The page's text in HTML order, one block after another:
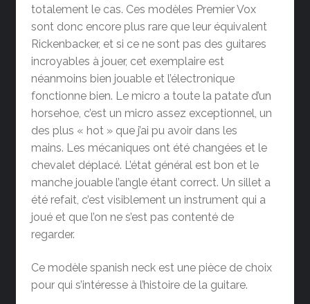
totalement le cas. Ces modèles Premier Vox
sont donc encore plus rare que leur équivalent
Rickenbacker, et si ce ne sont pas des guitares
incroyables à jouer, cet exemplaire est
néanmoins bien jouable et l’électronique
fonctionne bien. Le micro a toute la patate d’un
horsehoe, c’est un micro assez exceptionnel, un
des plus « hot » que j’ai pu avoir dans les
mains. Les mécaniques ont été changées et le
chevalet déplacé. L’état général est bon et le
manche jouable l’angle étant correct. Un sillet a
été refait, c’est visiblement un instrument qui a
joué et que l’on ne s’est pas contenté de
regarder.
Ce modèle spanish neck est une pièce de choix
pour qui s’intéresse à l’histoire de la guitare.